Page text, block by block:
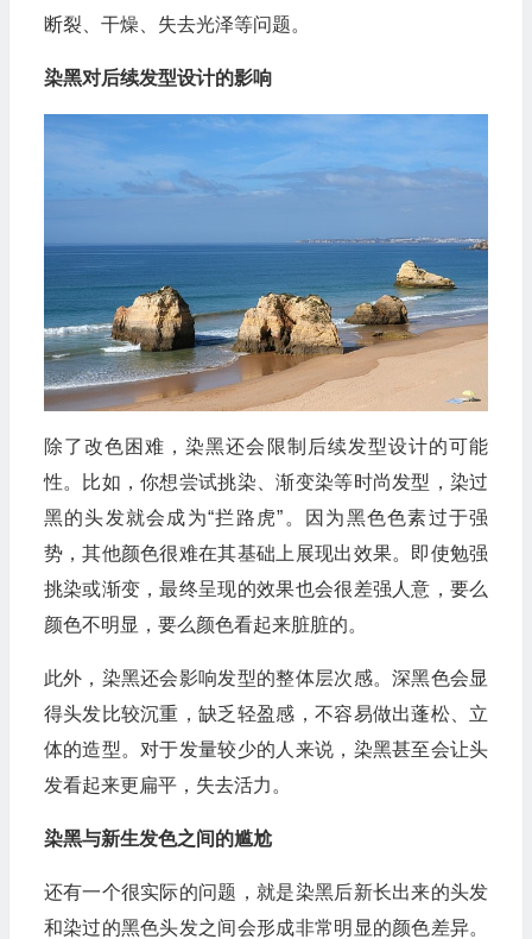
断裂、干燥、失去光泽等问题。
染黑对后续发型设计的影响
除了改色困难，染黑还会限制后续发型设计的可能
性。比如，你想尝试挑染、渐变染等时尚发型，染过
黑的头发就会成为“拦路虎”。因为黑色色素过于强
势，其他颜色很难在其基础上展现出效果。即使勉强
挑染或渐变，最终呈现的效果也会很差强人意，要么
颜色不明显，要么颜色看起来脏脏的。
此外，染黑还会影响发型的整体层次感。深黑色会显
得头发比较沉重，缺乏轻盈感，不容易做出蓬松、立
体的造型。对于发量较少的人来说，染黑甚至会让头
发看起来更扁平，失去活力。
染黑与新生发色之间的尴尬
还有一个很实际的问题，就是染黑后新长出来的头发
和染过的黑色头发之间会形成非常明显的颜色差异。